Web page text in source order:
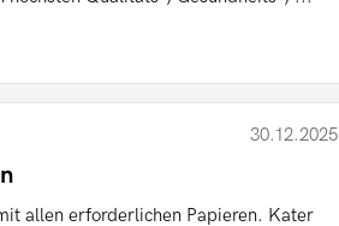
30.12.2025
allen erforderlichen Papieren. Kater